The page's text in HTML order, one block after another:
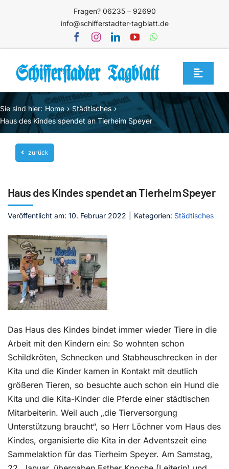
Fragen? 06235 – 92690
info@schifferstadter-tagblatt.de
Toggle
Home
Themen
Blog
Unternehmen
Mediathek
Kontakt
Sie sind hier: Home
Städtisches
Haus des Kindes spendet an Tierheim Speyer
zurück
Haus des Kindes spendet an Tierheim Speyer
Veröffentlicht am: 10. Februar 2022 Kategorien: Städtisches
Das Haus des Kindes bindet immer wieder Tiere in die
Arbeit mit den Kindern ein: So wohnten schon
Schildkröten, Schnecken und Stabheuschrecken in der
Kita und die Kinder kamen in Kontakt mit deutlich
größeren Tieren, so besuchte auch schon ein Hund die
Kita und die Kita-Kinder die Pferde einer städtischen
Mitarbeiterin. Weil auch „die Tierversorgung
Unterstützung braucht“, so Herr Löchner vom Haus des
Kindes, organisierte die Kita in der Adventszeit eine
Sammelaktion für das Tierheim Speyer. Am Samstag,